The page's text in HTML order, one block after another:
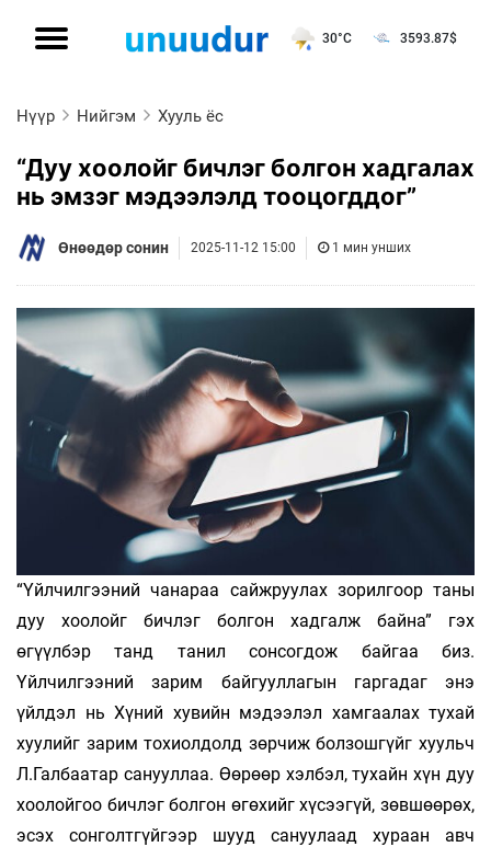
30°C 3593.87$
Нүүр Нийгэм Хууль ёс
“Дуу хоолойг бичлэг болгон хадгалах
нь эмзэг мэдээлэлд тооцогддог”
Өнөөдөр сонин 2025-11-12 15:00 1 мин унших
“Үйлчилгээний чанараа сайжруулах зорилгоор таны
дуу хоолойг бичлэг болгон хадгалж байна” гэх
өгүүлбэр танд танил сонсогдож байгаа биз.
Үйлчилгээний зарим байгууллагын гаргадаг энэ
үйлдэл нь Хүний хувийн мэдээлэл хамгаалах тухай
хуулийг зарим тохиолдолд зөрчиж болзошгүйг хуульч
Л.Галбаатар санууллаа. Өөрөөр хэлбэл, тухайн хүн дуу
хоолойгоо бичлэг болгон өгөхийг хүсээгүй, зөвшөөрөх,
эсэх сонголтгүйгээр шууд сануулаад хураан авч